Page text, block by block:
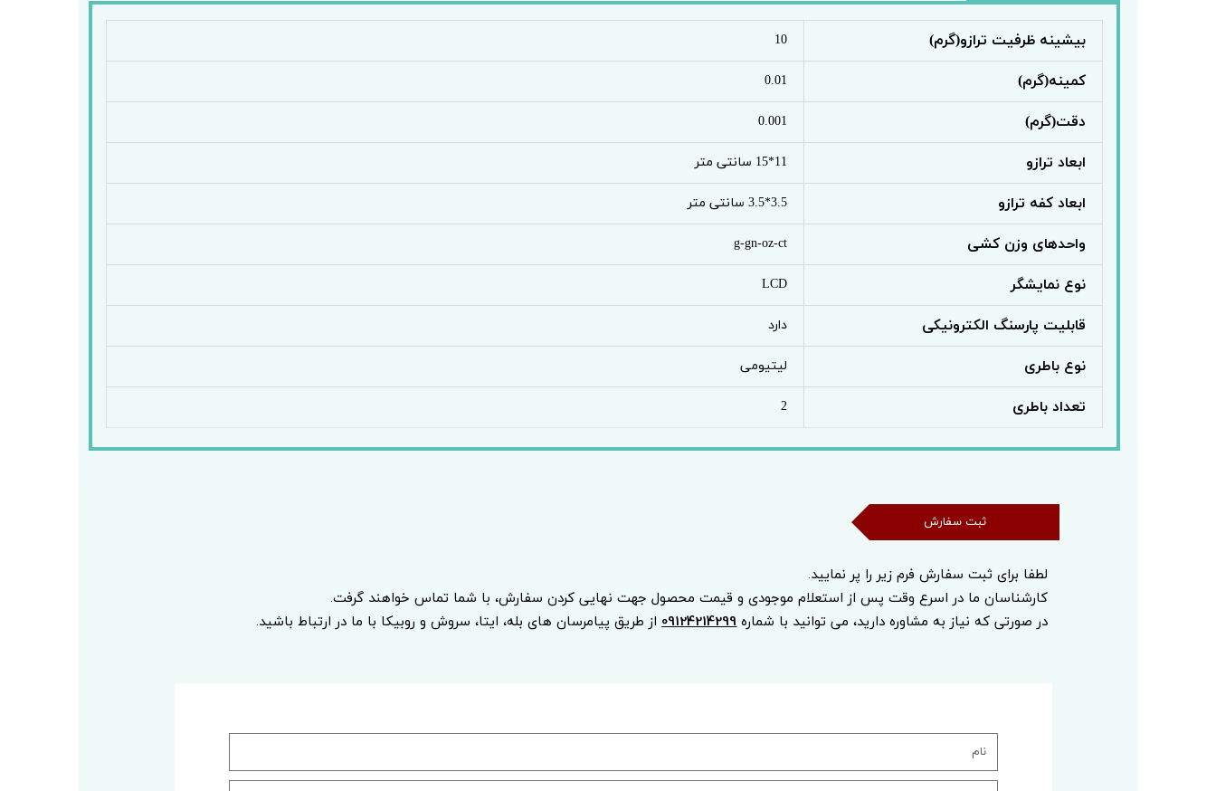
بیشینه ظرفیت ترازو(گرم) 10
کمینه(گرم) 0.01
دقت(گرم) 0.001
ابعاد ترازو 11*15 سانتی متر
ابعاد کفه ترازو 3.5*3.5 سانتی متر
واحدهای وزن کشی g-gn-oz-ct
نوع نمایشگر LCD
قابلیت پارسنگ الکترونیکی دارد
نوع باطری لیتیومی
تعداد باطری 2
ثبت سفارش
لطفا برای ثبت سفارش فرم زیر را پر نمایید.
کارشناسان ما در اسرع وقت پس از استعلام موجودی و قیمت محصول جهت نهایی کردن سفارش، با شما تماس خواهند گرفت.
در صورتی که نیاز به مشاوره دارید، می توانید با شماره09124214299از طریق پیامرسان های بله، ایتا، سروش و روبیکا با ما در ارتباط باشید.
ثبت سفارش